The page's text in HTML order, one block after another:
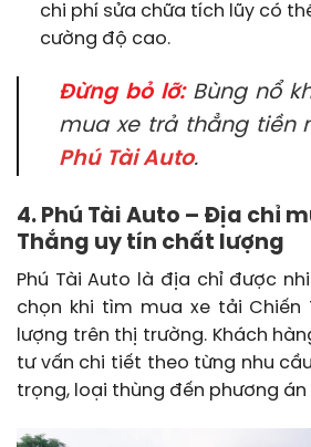
chi phí sửa chữa tích lũy có
cường độ cao.
Đừng bỏ lỡ:Bùng nổ
mua xe trả thẳng tiền
Phú Tài Auto.
4. Phú Tài Auto – Địa chỉ
Thắng uy tín chất lượng
Phú Tài Auto là địa chỉ được
chọn khi tìm mua xe tải Chiến
lượng trên thị trường. Khách
tư vấn chi tiết theo từng nhu
trọng, loại thùng đến phương